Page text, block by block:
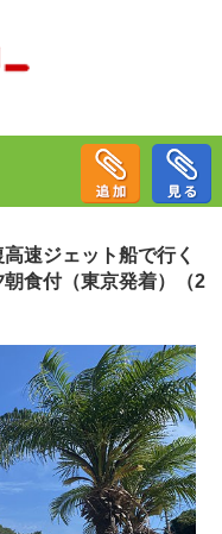
速ジェット船で行く
食付（東京発着）（2